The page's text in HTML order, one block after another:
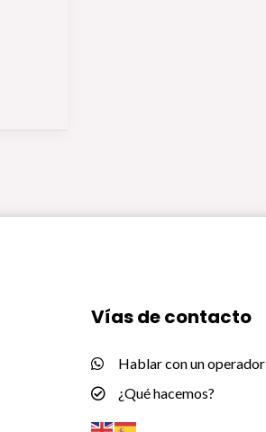
Vías de contacto
Hablar con un operador
¿Qué hacemos?